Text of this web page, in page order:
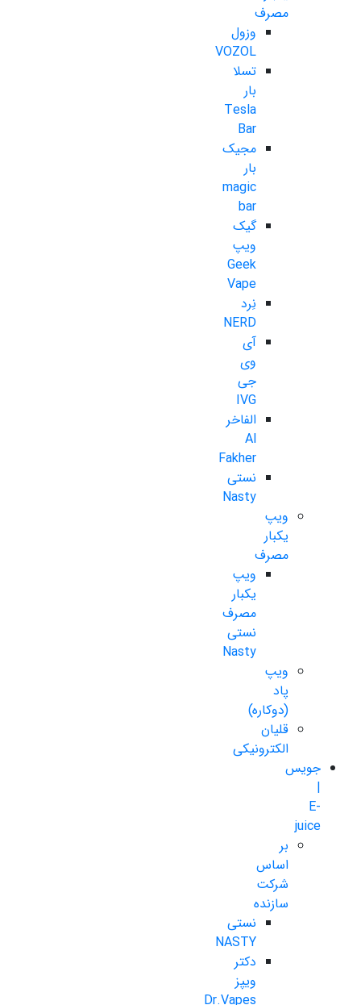
مصرف
وزول
VOZOL
تسلا
بار
Tesla
Bar
مجیک
بار
magic
bar
گیک
ویپ
Geek
Vape
نِرد
NERD
آی
وی
جی
IVG
الفاخر
Al
Fakher
نستی
Nasty
ویپ
یکبار
مصرف
ویپ
یکبار
مصرف
نستی
Nasty
ویپ
پاد
(دوکاره)
قلیان
الکترونیکی
جویس
|
E-
juice
بر
اساس
شرکت
سازنده
نستی
NASTY
دکتر
ویپز
Dr.Vapes